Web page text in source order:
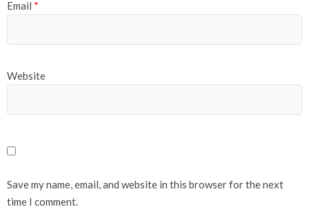
Email *
Website
Save my name, email, and website in this browser for the next
time I comment.